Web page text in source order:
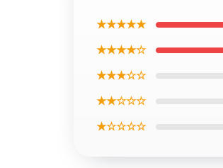
★★★★★
★★★★☆
★★★☆☆
★★☆☆☆
★☆☆☆☆